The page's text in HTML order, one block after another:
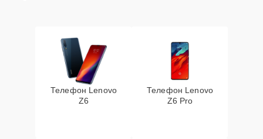
Телефон Lenovo
Z6
Телефон Lenovo
Z6 Pro